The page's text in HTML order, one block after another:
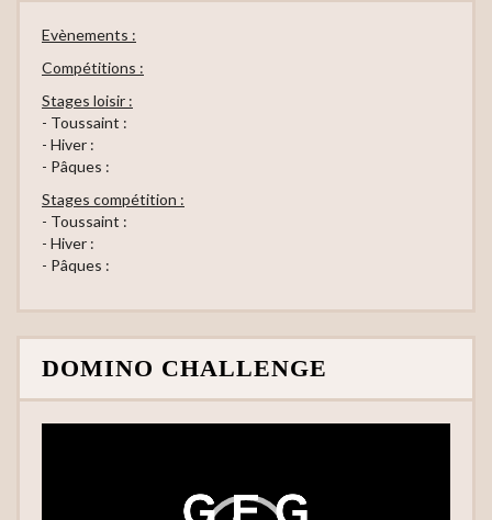
Evènements :
Compétitions :
Stages loisir :
- Toussaint :
- Hiver :
- Pâques :
Stages compétition :
- Toussaint :
- Hiver :
- Pâques :
DOMINO CHALLENGE